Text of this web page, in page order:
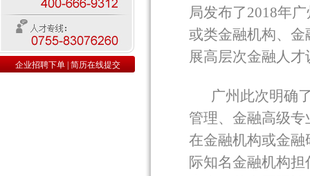
企业招聘下单 简历在线提交
局发布了2018年广
或类金融机构、
展高层次金融人才
广州此次明确
管理、金融高级
在金融机构或金
际知名金融机构